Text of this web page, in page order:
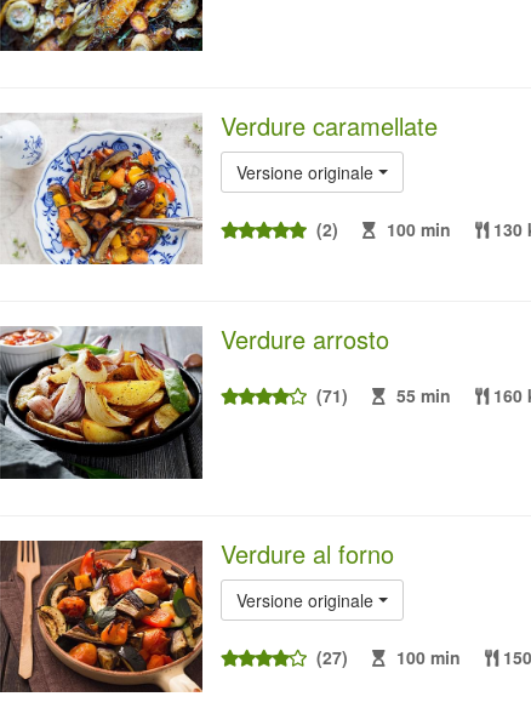
Verdure caramellate
Versione originale
(2) 100 min 130
Verdure arrosto
(71) 55 min 160
Verdure al forno
Versione originale
(27) 100 min